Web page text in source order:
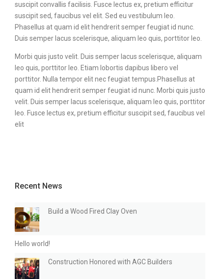
suscipit convallis facilisis. Fusce lectus ex, pretium efficitur
suscipit sed, faucibus vel elit. Sed eu vestibulum leo.
Phasellus at quam id elit hendrerit semper feugiat id nunc.
Duis semper lacus scelerisque, aliquam leo quis, porttitor leo.
Morbi quis justo velit. Duis semper lacus scelerisque, aliquam
leo quis, porttitor leo. Etiam lobortis dapibus libero vel
porttitor. Nulla tempor elit nec feugiat tempus.Phasellus at
quam id elit hendrerit semper feugiat id nunc. Morbi quis justo
velit. Duis semper lacus scelerisque, aliquam leo quis, porttitor
leo. Fusce lectus ex, pretium efficitur suscipit sed, faucibus vel
elit
Recent News
Build a Wood Fired Clay Oven
Hello world!
Construction Honored with AGC Builders